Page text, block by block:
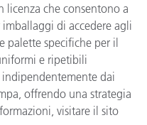
licenza che consentono a
di accedere agli
palette specifiche per il
e ripetibili
dai
offrendo una strategia
visitare il sito